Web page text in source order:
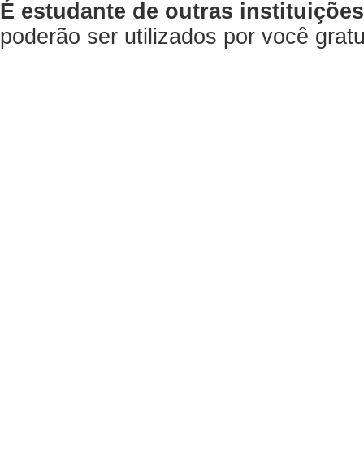
É estudante de outras
poderão ser utilizados por você